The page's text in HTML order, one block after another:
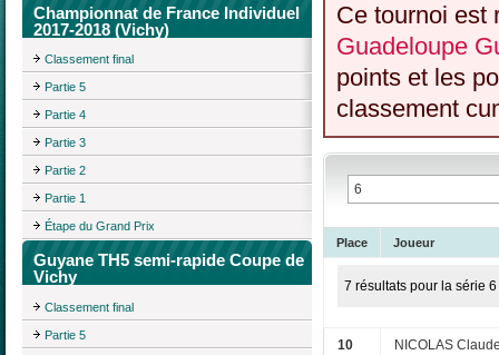
Championnat de France Individuel
2017-2018 (Vichy)
Classement final
Partie 5
Partie 4
Partie 3
Partie 2
Partie 1
Étape du Grand Prix
Guyane TH5 semi-rapide Coupe de
Vichy
Classement final
Partie 5
Ce tournoi est
Guadeloupe
points et les
classement
Place Joueur
7 résultats pour la série 6
10 NICOLAS